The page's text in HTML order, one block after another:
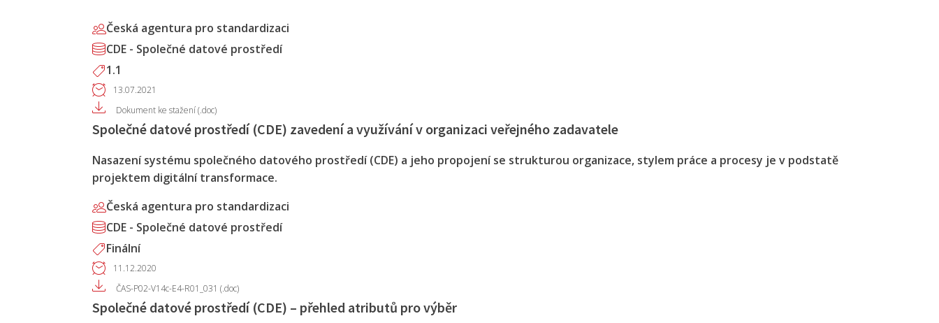
Česká agentura pro standardizaci
CDE - Společné datové prostředí
1.1
13.07.2021
Dokument ke stažení (.doc)
Společné datové prostředí (CDE) zavedení a využívání v organizaci veřejného zadavatele
Nasazení systému společného datového prostředí (CDE) a jeho propojení se strukturou organizace, stylem práce a procesy je v podstatě
projektem digitální transformace.
Česká agentura pro standardizaci
CDE - Společné datové prostředí
Finální
11.12.2020
ČAS-P02-V14c-E4-R01_031 (.doc)
Společné datové prostředí (CDE) – přehled atributů pro výběr